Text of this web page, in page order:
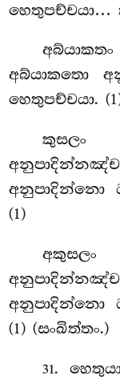
අබ්යාකතො
හෙතුපච්චයා.
කුසලං
අනුපාදින්නො
(1)
අකුසලං
අනුපාදින්නො
(1) (සංඛිත්තං.)
31.